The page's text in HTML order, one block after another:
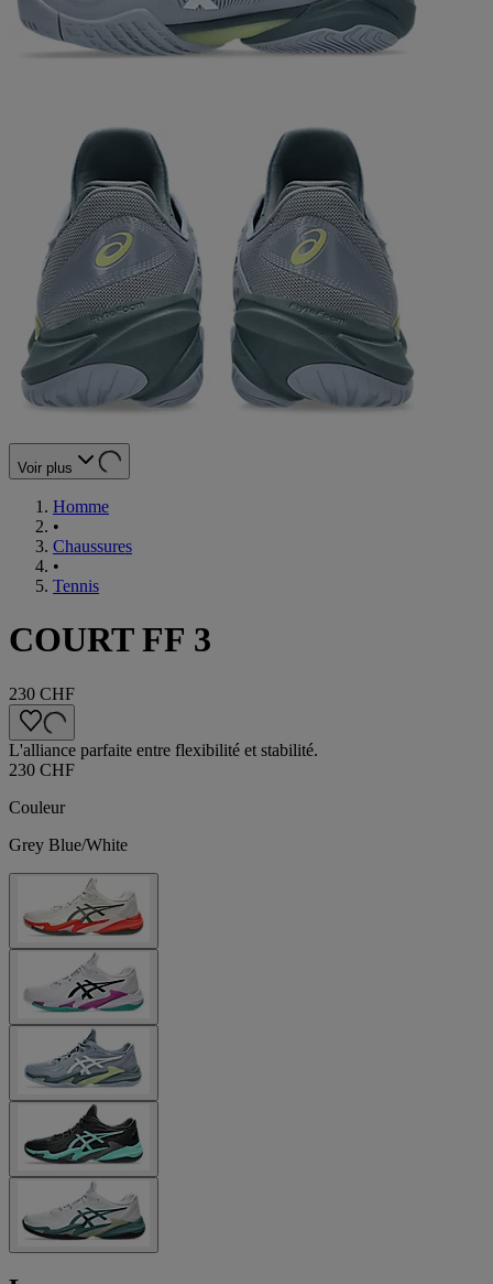
Voir plus
Homme
•
Chaussures
•
Tennis
COURT FF 3
230 CHF
L'alliance parfaite entre flexibilité et stabilité.
230 CHF
Couleur
Grey Blue/White